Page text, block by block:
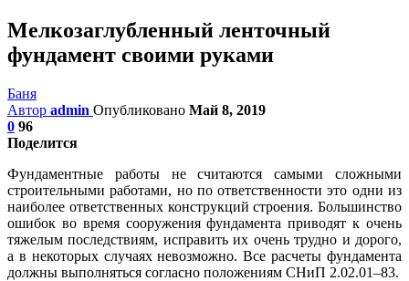
Мелкозаглубленный ленточный
фундамент своими руками
Баня
Автор admin Опубликовано Май 8, 2019
0 96
Поделится
Фундаментные работы не считаются самыми сложными
строительными работами, но по ответственности это одни из
наиболее ответственных конструкций строения. Большинство
ошибок во время сооружения фундамента приводят к очень
тяжелым последствиям, исправить их очень трудно и дорого,
а в некоторых случаях невозможно. Все расчеты фундамента
должны выполняться согласно положениям СНиП 2.02.01–83.